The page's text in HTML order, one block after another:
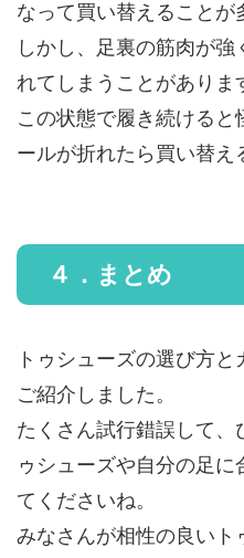
なって買い替えることが
しかし、足裏の筋肉が
れてしまうことがありま
この状態で履き続けると
ールが折れたら買い替え
４．まとめ
トゥシューズの選び方
ご紹介しました。
たくさん試行錯誤して、
ゥシューズや自分の足
てくださいね。
みなさんが相性の良いト